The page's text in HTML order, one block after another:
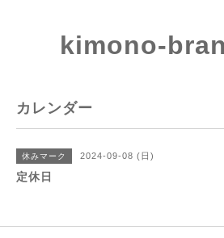
kimono-
カレンダー
休みマーク 2024-09-08 (日)
定休日